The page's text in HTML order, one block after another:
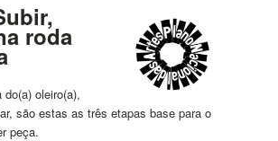
roda
do(a) oleiro(a),
são estas as três etapas base para o
peça.